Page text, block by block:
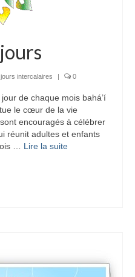
intercalaires | 0
de chaque mois bahá’í
le cœur de la vie
encouragés à célébrer
réunit adultes et enfants
… Lire la suite­­